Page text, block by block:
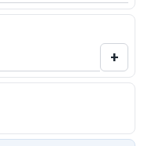
gewünschten
+